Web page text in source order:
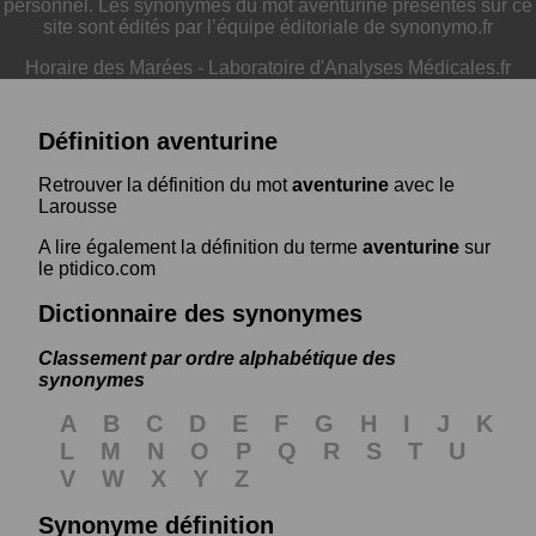
personnel. Les synonymes du mot aventurine présentés sur ce
site sont édités par l’équipe éditoriale de synonymo.fr
Horaire des Marées - Laboratoire d'Analyses Médicales.fr
Définition aventurine
Retrouver la définition du motaventurine avec le
Larousse
A lire également la définition du terme aventurine sur
le ptidico.com
Dictionnaire des synonymes
Classement par ordre alphabétique des
synonymes
A B C D E F G H I J
K
L
M N O P Q R S T
U
V
W X Y
Z
Synonyme définition